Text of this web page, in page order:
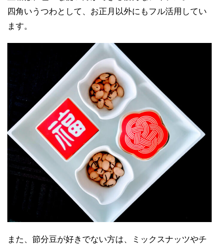
四角いうつわとして、お正月以外にもフル活用してい
ます。
また、節分豆が好きでない方は、ミックスナッツやチ